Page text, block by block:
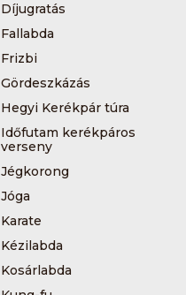
Díjugratás
Fallabda
Frizbi
Gördeszkázás
Hegyi Kerékpár túra
Időfutam kerékpáros
verseny
Jégkorong
Jóga
Karate
Kézilabda
Kosárlabda